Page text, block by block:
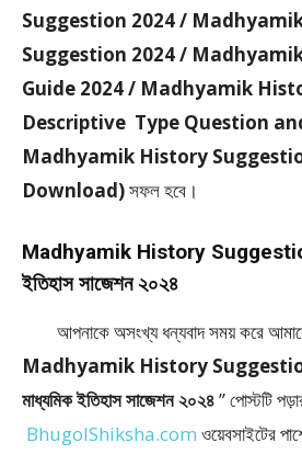
Suggestion 2024 /
Suggestion 2024 /
Guide 2024 / Madhyamik
Descriptive Type Question
Madhyamik History
Download)সফল হবে।
Madhyamik History
ইতিহাস সাজেশন ২০২৪
আপনাকে অসংখ্য ধন্যবাদ সময় করে
Madhyamik History Suggestion
মাধ্যমিক ইতিহাস সাজেশন ২০২৪” পােস্টটি
BhugolShiksha.com ওয়েবসাইটের